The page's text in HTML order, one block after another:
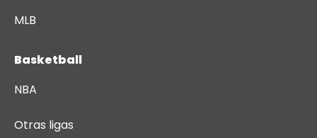
MLB
Basketball
NBA
Otras ligas